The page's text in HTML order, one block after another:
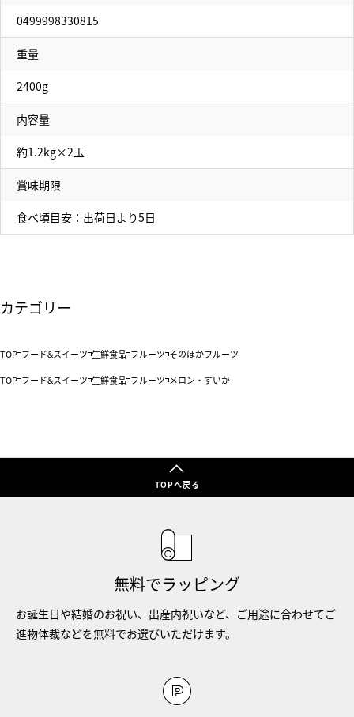
0499998330815
重量
2400g
内容量
約1.2kg×2玉
賞味期限
食べ頃目安：出荷日より5日
カテゴリー
TOP フード&スイーツ 生鮮食品 フルーツ そのほかフルーツ
TOP フード&スイーツ 生鮮食品 フルーツ メロン・すいか
TOPへ戻る
無料でラッピング
お誕生日や結婚のお祝い、出産内祝いなど、ご用途に合わせてご
進物体裁などを無料でお選びいただけます。